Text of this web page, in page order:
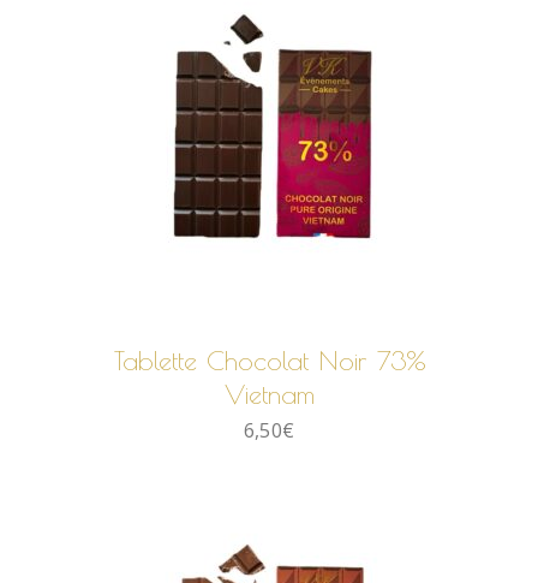
Tablette Chocolat Noir 73%
Vietnam
6,50€